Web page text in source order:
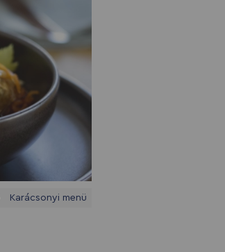
Karácsonyi menü